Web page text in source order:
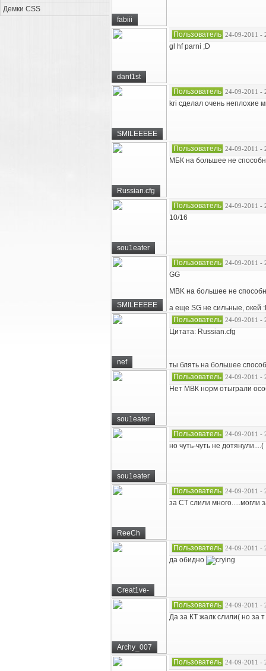
Демки CSS
fabiii
dant1st
Пользователь 24-09-2011 -
gl hf parni ;D
SMILEEEEE
Пользователь 24-09-2011 -
kri сделал очень неплохие
Russian.cfg
Пользователь 24-09-2011 -
МБК на большее не
sou1eater
Пользователь 24-09-2011 -
10/16
SMILEEEEE
Пользователь 24-09-2011 -
GG
MBK на большее не
а еще SG не сильные, окей
nef
Пользователь 24-09-2011 -
Цитата: Russian.cfg
ты блять на большее
sou1eater
Пользователь 24-09-2011 -
Нет МВК норм отыграли
sou1eater
Пользователь 24-09-2011 -
но чуть-чуть не дотянули....(
ReeCh
Пользователь 24-09-2011 -
за СТ слили много.....могли
Creat1ve-
Пользователь 24-09-2011 -
да обидно
Archy_007
Пользователь 24-09-2011 -
Да за КТ жалк слили( но за
Пользователь 24-09-2011 -